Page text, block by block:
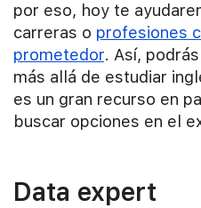
por eso, hoy te
carreras o profesiones
prometedor. Así,
más allá de estudiar
es un gran recurso en
buscar opciones en el
Data expert